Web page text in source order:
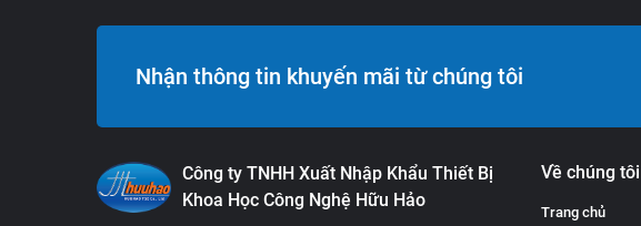
Nhận thông tin khuyến mãi từ chúng tôi
Công ty TNHH Xuất Nhập Khẩu Thiết Bị
Khoa Học Công Nghệ Hữu Hảo
Về chúng tôi
Trang chủ